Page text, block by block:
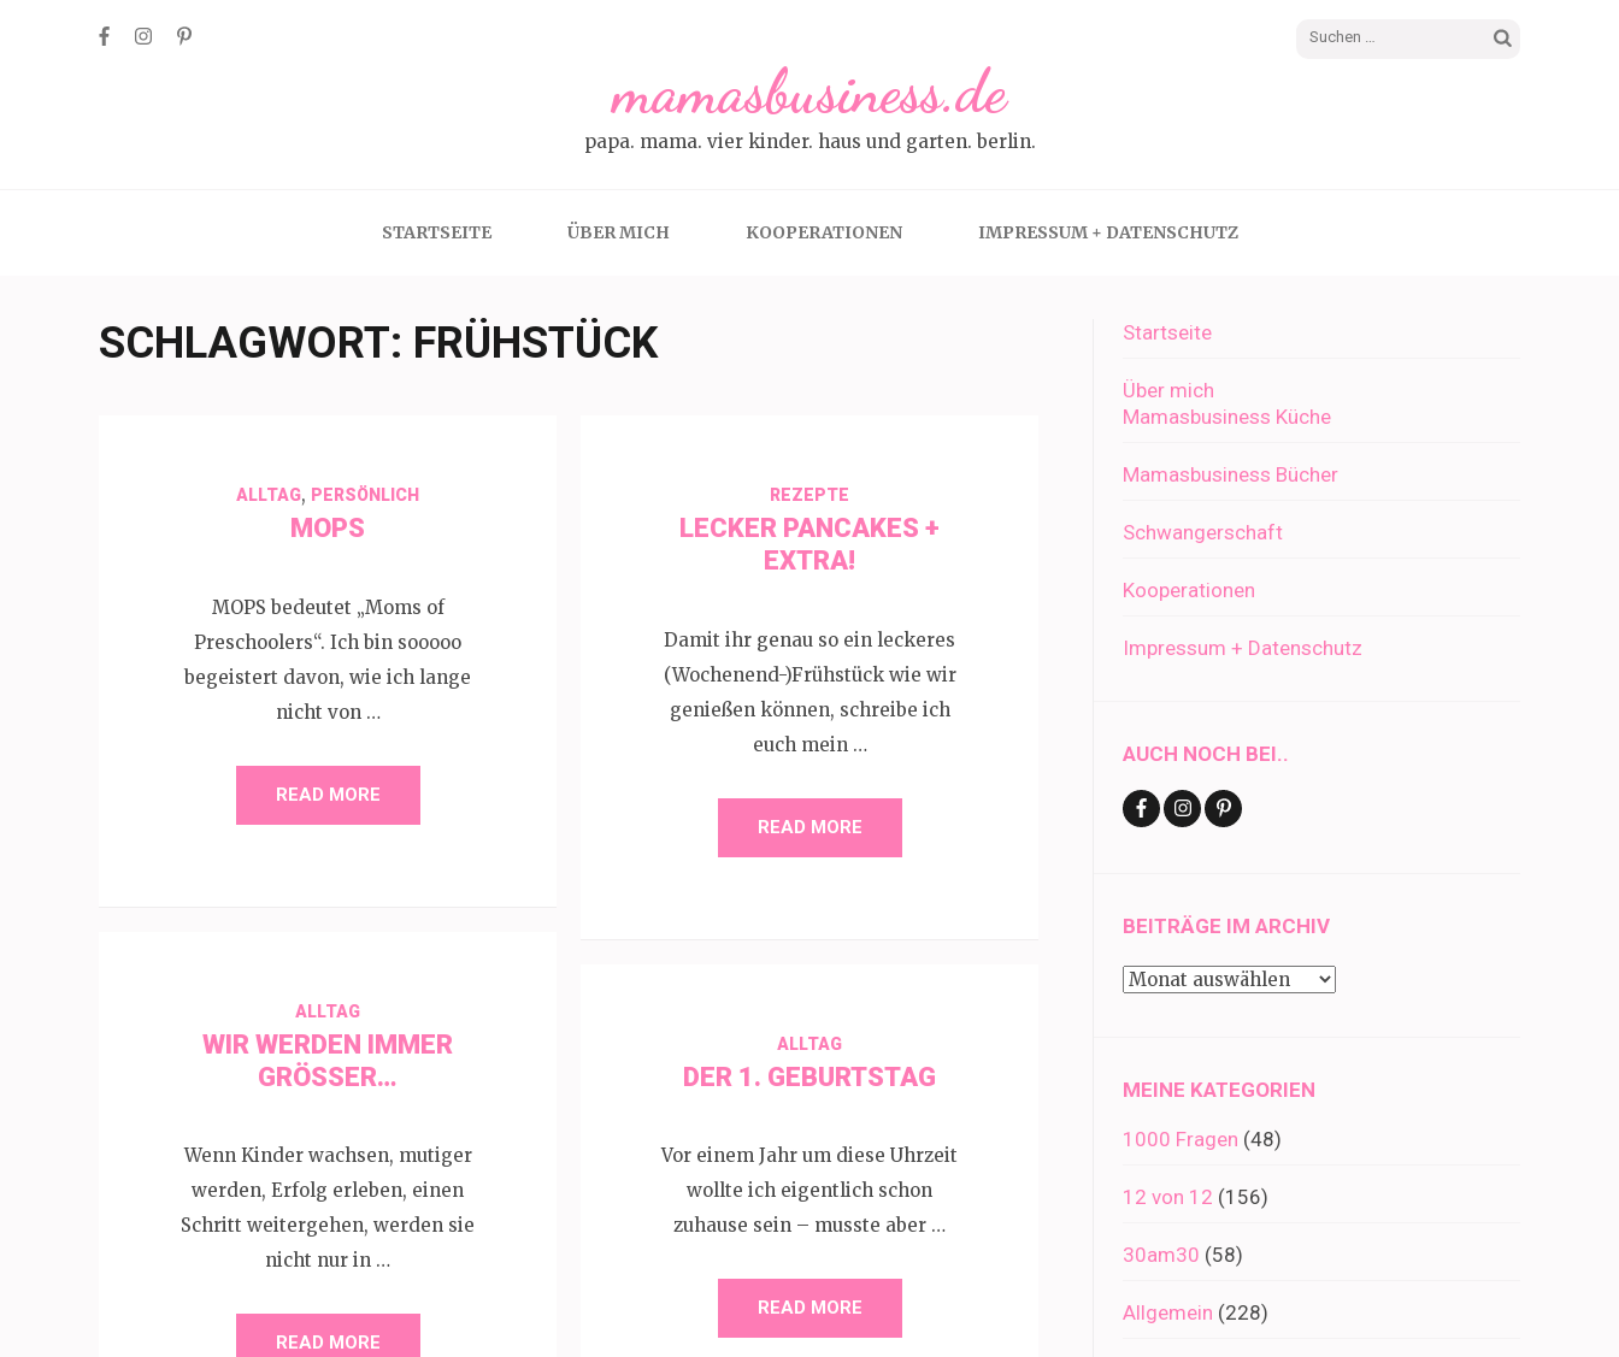
Suchen
mamasbusiness.de
papa. mama. vier kinder. haus und garten. berlin.
STARTSEITE ÜBER MICH KOOPERATIONEN IMPRESSUM + DATENSCHUTZ
SCHLAGWORT: FRÜHSTÜCK
ALLTAG, PERSÖNLICH
MOPS
MOPS bedeutet „Moms of
Preschoolers“. Ich bin sooooo
begeistert davon, wie ich lange
nicht von …
READ MORE
REZEPTE
LECKER PANCAKES +
EXTRA!
Damit ihr genau so ein leckeres
(Wochenend-)Frühstück wie wir
genießen können, schreibe ich
euch mein …
READ MORE
ALLTAG
WIR WERDEN IMMER
GRÖSSER…
Wenn Kinder wachsen, mutiger
werden, Erfolg erleben, einen
Schritt weitergehen, werden sie
nicht nur in …
READ MORE
ALLTAG
DER 1. GEBURTSTAG
Vor einem Jahr um diese Uhrzeit
wollte ich eigentlich schon
zuhause sein – musste aber …
READ MORE
Startseite
Über mich
Mamasbusiness Küche
Mamasbusiness Bücher
Schwangerschaft
Kooperationen
Impressum + Datenschutz
AUCH NOCH BEI..
BEITRÄGE IM ARCHIV
Beiträge
MEINE KATEGORIEN
1000 Fragen (48)
12 von 12 (156)
30am30 (58)
Allgemein (228)